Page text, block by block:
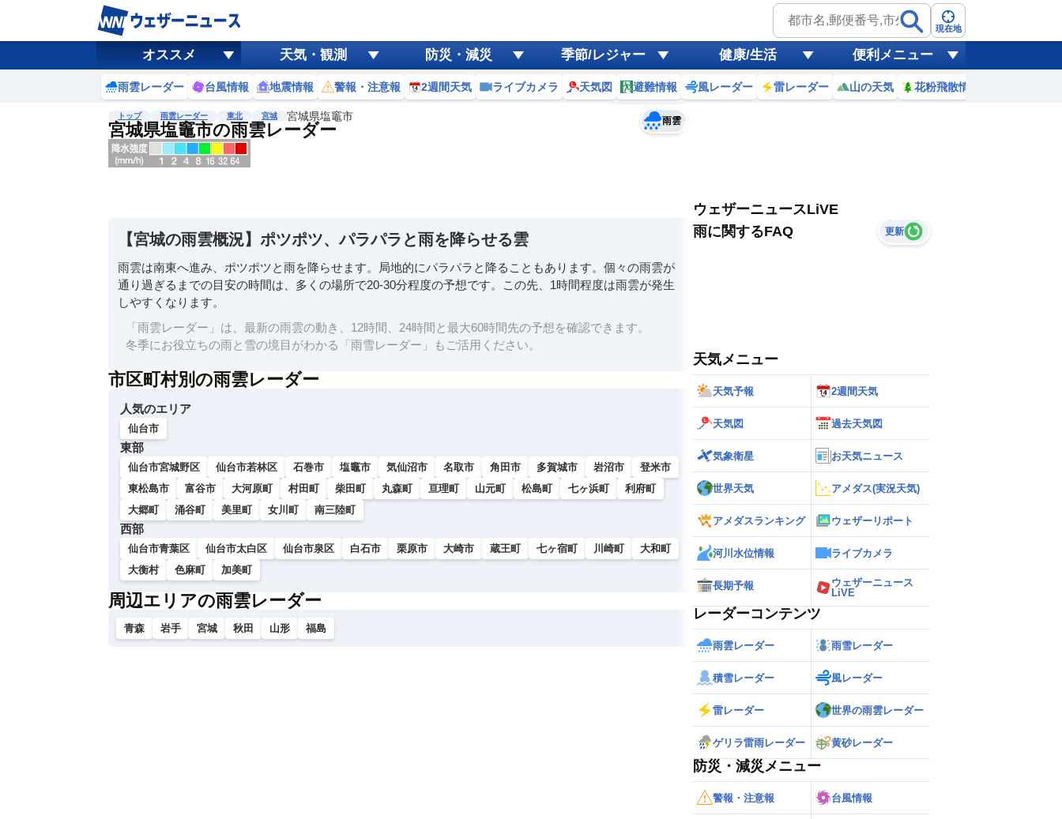
現在地
オススメ 天気・観測 防災・減災 季節/レジャー 健康/生活 便利メニュー
雨雲レーダー 台風情報 地震情報 警報・注意報 2週間天気 ライブカメラ 天気図 避難情報 風レーダー 雷レーダー 山の天気 花粉飛散情報
トップ 雨雲レーダー 東北 宮城 宮城県塩竈市
宮城県塩竈市の雨雲レーダー 雨雲
予報士コメント
黄砂
天気 台風
【宮城の雨雲概況】ポツポツ、パラパラと雨を降らせる雲
雨雲は南東へ進み、ポツポツと雨を降らせます。局地的にパラパラと降ることもあります。個々の雨雲が
通り過ぎるまでの目安の時間は、多くの場所で20-30分程度の予想です。この先、1時間程度は雨雲が発生
しやすくなります。
「雨雲レーダー」は、最新の雨雲の動き、12時間、24時間と最大60時間先の予想を確認できます。
冬季にお役立ちの雨と雪の境目がわかる「雨雪レーダー」もご活用ください。
市区町村別の雨雲レーダー
人気のエリア
仙台市
東部
仙台市宮城野区 仙台市若林区 石巻市 塩竈市 気仙沼市 名取市 角田市 多賀城市 岩沼市
登米市
東松島市
富谷市 大河原町 村田町 柴田町 丸森町 亘理町 山元町 松島町 七ヶ浜町
利府町
大郷町
涌谷町 美里町 女川町 南三陸町
西部
仙台市青葉区 仙台市太白区 仙台市泉区 白石市 栗原市 大崎市 蔵王町 七ヶ宿町 川崎町
大和町
大衡村
色麻町 加美町
周辺エリアの雨雲レーダー
青森 岩手 宮城 秋田 山形 福島
ウェザーニュースLiVE
雨に関するFAQ
更新
天気メニュー
天気予報 2週間天気
天気図 過去天気図
気象衛星 お天気ニュース
世界天気 アメダス(実況天気)
アメダスランキング ウェザーリポート
河川水位情報 ライブカメラ
長期予報
ウェザーニュース
LiVE
レーダーコンテンツ
雨雲レーダー 雨雪レーダー
積雪レーダー 風レーダー
雷レーダー 世界の雨雲レーダー
ゲリラ雷雨レーダー 黄砂レーダー
防災・減災メニュー
警報・注意報 台風情報